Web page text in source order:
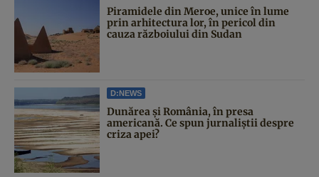
Piramidele din Meroe, unice în lume
prin arhitectura lor, în pericol din
cauza războiului din Sudan
D:NEWS
Dunărea și România, în presa
americană. Ce spun jurnaliștii despre
criza apei?